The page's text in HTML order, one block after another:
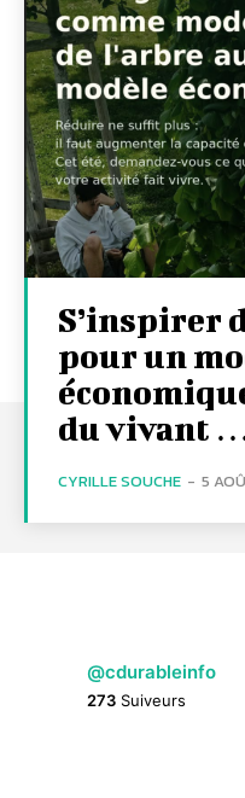
S’inspirer
pour un
du vivant
CYRILLE SOUCHE - 5
@cdurableinfo
273 Suiveurs